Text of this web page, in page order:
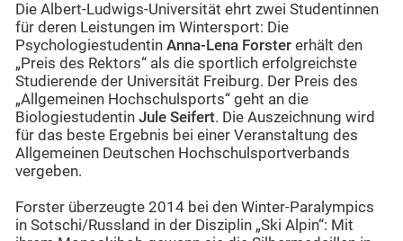
Die Albert-Ludwigs-Universität ehrt zwei Studentinnen
für deren Leistungen im Wintersport: Die
Psychologiestudentin Anna-Lena Forster erhält den
„Preis des Rektors“ als die sportlich erfolgreichste
Studierende der Universität Freiburg. Der Preis des
„Allgemeinen Hochschulsports“ geht an die
Biologiestudentin Jule Seifert. Die Auszeichnung wird
für das beste Ergebnis bei einer Veranstaltung des
Allgemeinen Deutschen Hochschulsportverbands
vergeben.
Forster überzeugte 2014 bei den Winter-Paralympics
in Sotschi/Russland in der Disziplin „Ski Alpin“: Mit